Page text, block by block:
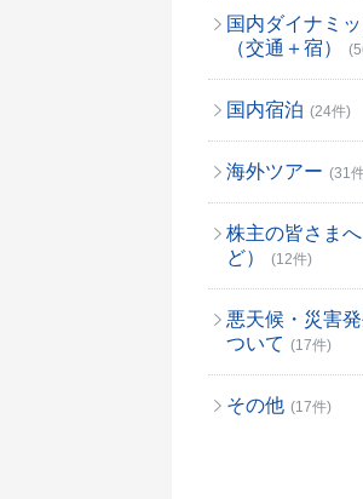
国内ダイナミ
（交通＋宿）
国内宿泊 (24件)
海外ツアー (31
株主の皆さま
ど）
(12件)
悪天候・災害
ついて (17件)
その他 (17件)